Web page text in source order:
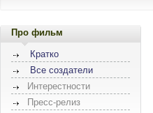
Про фильм
Кратко
Все создатели
Интерестности
Пресс-релиз